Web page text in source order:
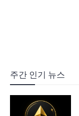
주간 인기 뉴스